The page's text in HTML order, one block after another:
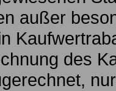
außer
des